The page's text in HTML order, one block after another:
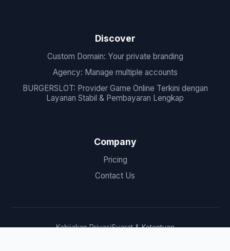
Discover
Custom Domain: Your private branding
Agency: Manage multiple accounts
BURGERSLOT: Provider Game Online Terkini dengan
Layanan Stabil & Pembayaran Lengkap
Company
Pricing
Contact Us
Kebijakan PrivasiSyarat & Ketentuan